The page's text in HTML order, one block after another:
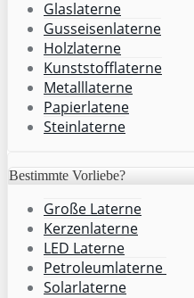
Glaslaterne
Gusseisenlaterne
Holzlaterne
Kunststofflaterne
Metalllaterne
Papierlatene
Steinlaterne
Bestimmte Vorliebe?
Große Laterne
Kerzenlaterne
LED Laterne
Petroleumlaterne
Solarlaterne